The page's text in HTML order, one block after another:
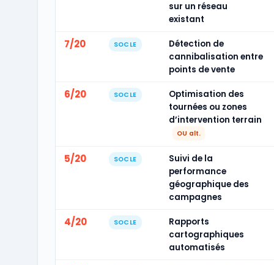
sur un réseau
existant
7/20 SOCLE
Détection de
cannibalisation entre
points de vente
6/20 SOCLE
Optimisation des
tournées ou zones
d’intervention terrain
OU alt.
5/20 SOCLE
Suivi de la
performance
géographique des
campagnes
4/20 SOCLE
Rapports
cartographiques
automatisés